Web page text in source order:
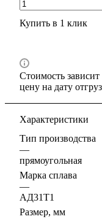
Купить в 1 клик
Стоимость
цену на дату
Характеристики
Тип производства
—
прямоугольная
Марка сплава
—
АД31Т1
Размер, мм